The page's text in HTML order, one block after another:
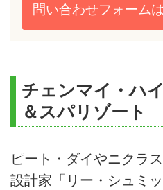
問い合わせフォームは
チェンマイ・ハ
＆スパリゾート
ピート・ダイやニクラ
設計家「リー・シュミ